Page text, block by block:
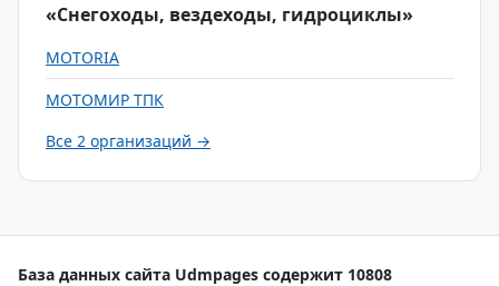
«Снегоходы, вездеходы, гидроциклы»
MOTORIA
МОТОМИР ТПК
Все 2 организаций →
База данных сайта Udmpages содержит 10808